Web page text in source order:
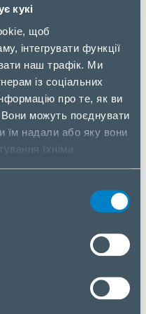
кукі
щоб
інтегрувати функції
наш трафік. Ми
із соціальних
про те, як ви
можуть поєднувати
їм надали або яку вони
їхніми
місце в черзі та час
дозволяє людям
на телефон про те,
довжину черги
покращити